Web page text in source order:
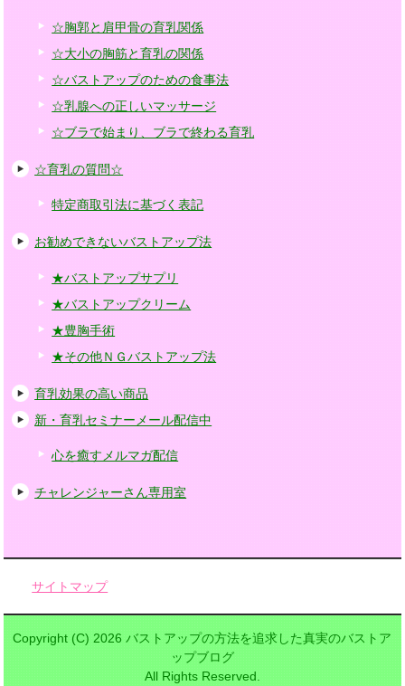
☆胸郭と肩甲骨の育乳関係
☆大小の胸筋と育乳の関係
☆バストアップのための食事法
☆乳腺への正しいマッサージ
☆ブラで始まり、ブラで終わる育乳
☆育乳の質問☆
特定商取引法に基づく表記
お勧めできないバストアップ法
★バストアップサプリ
★バストアップクリーム
★豊胸手術
★その他ＮＧバストアップ法
育乳効果の高い商品
新・育乳セミナーメール配信中
心を癒すメルマガ配信
チャレンジャーさん専用室
サイトマップ
Copyright (C) 2026 バストアップの方法を追求した真実のバストア
ップブログ
All Rights Reserved.